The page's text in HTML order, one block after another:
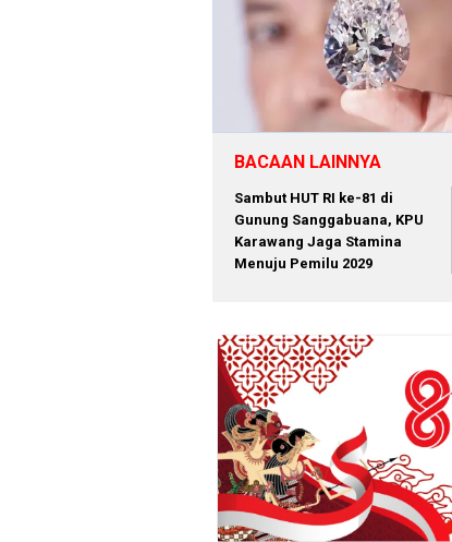
BACAAN LAINNYA
Sambut HUT RI ke-81 di
Gunung Sanggabuana, KPU
Karawang Jaga Stamina
Menuju Pemilu 2029